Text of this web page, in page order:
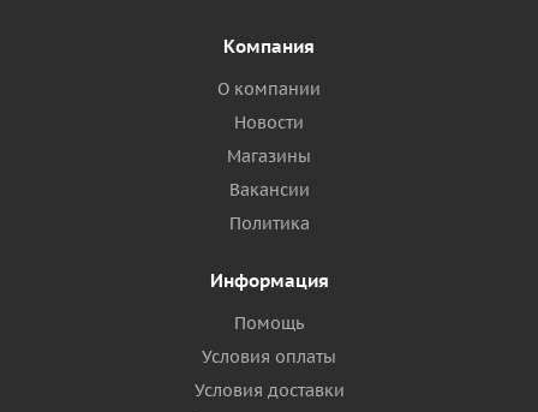
Компания
О компании
Новости
Магазины
Вакансии
Политика
Информация
Помощь
Условия оплаты
Условия доставки